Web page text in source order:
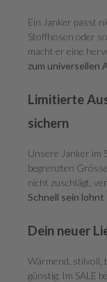
Ein Janker passt
Stoffhosen oder
macht er eine
zum universellen
Limitierte
sichern
Unsere Janker im
begrenzten
nicht zuschlägt,
Schnell sein
Dein neuer
Wärmend, stilvoll,
günstig: Im SALE